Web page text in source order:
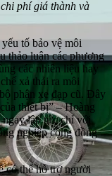
phí giá thành và
tố bảo vệ môi
thảo luận các phương
các nhiên liệu hay
xả thải ra môi
phận xe đạp cũ. Đây
thiết bị” – Hoàng
ngay lập tức chỉ với
nghiệp cộng đồng
có thể hỗ trợ người